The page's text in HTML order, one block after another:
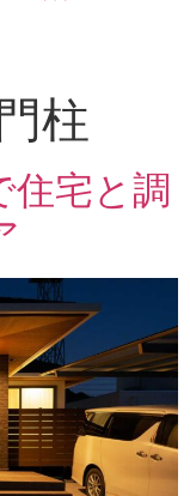
柱
住宅と調